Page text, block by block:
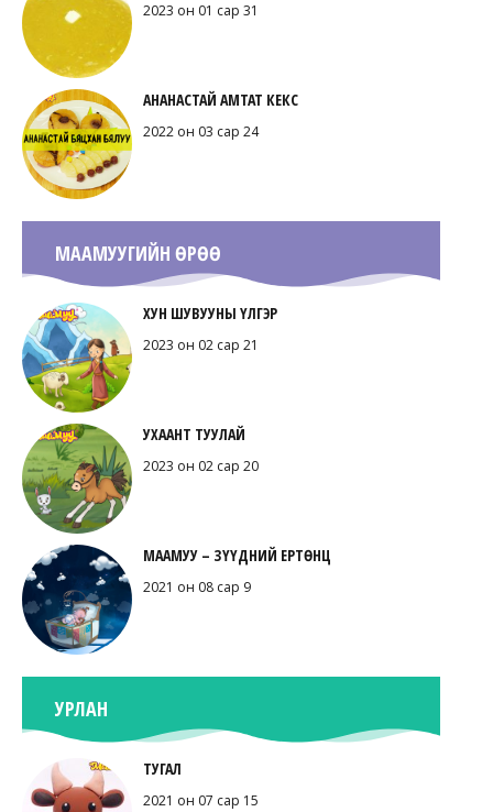
2023 он 01 сар 31
АНАНАСТАЙ АМТАТ КЕКС
2022 он 03 сар 24
МААМУУГИЙН ӨРӨӨ
ХУН ШУВУУНЫ ҮЛГЭР
2023 он 02 сар 21
УХААНТ ТУУЛАЙ
2023 он 02 сар 20
МААМУУ – ЗҮҮДНИЙ ЕРТӨНЦ
2021 он 08 сар 9
УРЛАН
ТУГАЛ
2021 он 07 сар 15